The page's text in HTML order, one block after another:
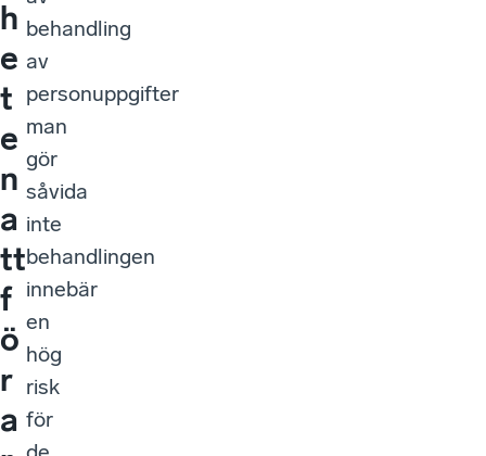
h
e
t
e
n
a
tt
f
ö
r
a
behandling
av
personuppgifter
man
gör
såvida
inte
behandlingen
innebär
en
hög
risk
för